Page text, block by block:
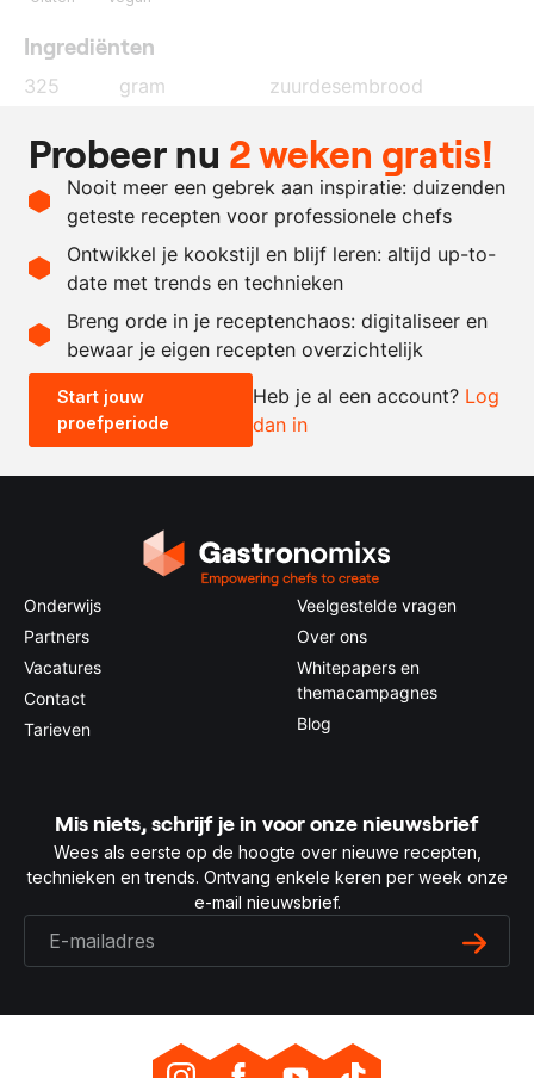
Ingrediënten
325 gram
zuurdesembrood
40
ml.
water
500
gram
grof zout
Recept omrekenen
- +
0.5x 1x 2x
Probeer nu 2 weken gratis!
Nooit meer een gebrek aan inspiratie: duizenden
geteste recepten voor professionele chefs
Ontwikkel je kookstijl en blijf leren: altijd up-to-
date met trends en technieken
Breng orde in je receptenchaos: digitaliseer en
bewaar je eigen recepten overzichtelijk
Start jouw
proefperiode
Heb je al een account? Log
dan in
Onderwijs
Partners
Vacatures
Contact
Tarieven
Veelgestelde vragen
Over ons
Whitepapers en
themacampagnes
Blog
Mis niets, schrijf je in voor onze nieuwsbrief
Wees als eerste op de hoogte over nieuwe recepten,
technieken en trends. Ontvang enkele keren per week onze
e-mail nieuwsbrief.